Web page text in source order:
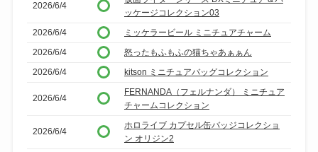
2026/6/4
ッケージコレクション03
2026/6/4
ミッケラービール ミニチュアチャーム
2026/6/4
怒ったもふもふの猫ちゃあぁぁん
2026/6/4
kitson ミニチュアバッグコレクション
2026/6/4
FERNANDA（フェルナンダ） ミニチュア
チャームコレクション
2026/6/4
ホロライブ カプセル缶バッジコレクショ
ン オリジン2